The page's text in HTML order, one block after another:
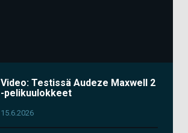
Video: Testissä Audeze Maxwell 2
-pelikuulokkeet
15.6.2026